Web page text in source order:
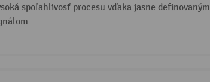
spoľahlivosť procesu vďaka jasne definovaným